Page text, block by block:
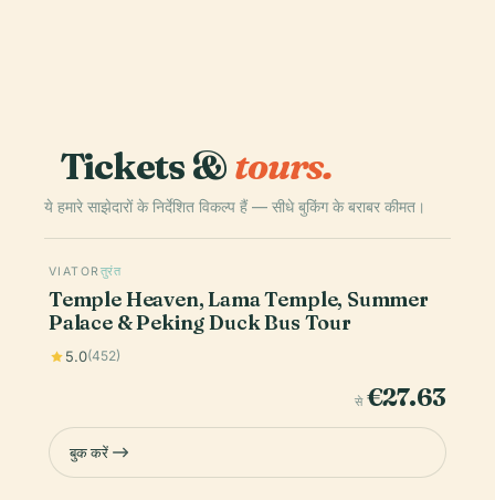
Tickets &tours.
ये हमारे साझेदारों के निर्देशित विकल्प हैं — सीधे बुकिंग के बराबर कीमत।
VIATOR तुरंत
Temple Heaven, Lama Temple, Summer
Palace & Peking Duck Bus Tour
5.0(452)
से €27.63
बुक करें